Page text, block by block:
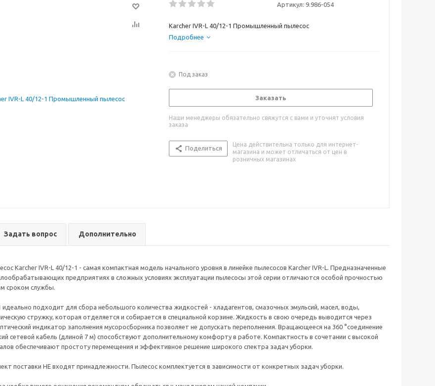
Артикул: 9.986-054
Karcher IVR-L 40/12-1 Промышленный пылесос
Подробнее
Под заказ
Заказать
Наши менеджеры обязательно свяжутся с вами и уточнят условия
заказа
Поделиться
Цена действительна только для интернет-
магазина и может отличаться от цен в
розничных магазинах
Задать вопрос Дополнительно
Karcher IVR-L 40/12-1 - самая компактная модель начального уровня в линейке пылесосов Karcher IVR-L. Предназначенные
предприятиях в сложных условиях эксплуатации пылесосы этой серии отличаются особой прочностью
сроком службы.
идеально подходит для сбора небольшого количества жидкостей - хладагентов, смазочных эмульсий, масел, воды,
стружку, которая отделяется и собирается в специальной корзине. Жидкость в свою очередь выводится через
индикатор заполнения мусоросборника позволяет не допускать переполнения. Вращающееся на 360 °соединение
сетевой кабель (длиной 7 м) способствуют дополнительному комфорту в работе. Компактность в сочетании с высокой
обеспечивают простоту перемещения и эффективное решение широкого спектра задач уборки.
поставки НЕ входят принадлежности. Пылесос комплектуется в зависимости от конкретных задач уборки.